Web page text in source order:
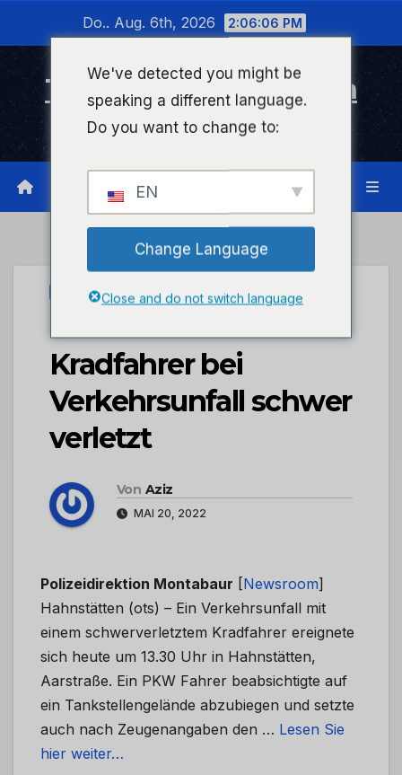
wechseln
Do.. Aug. 6th, 2026 2:06:06 PM
Timeline Bad Kreuznach
Infonetzwerk für Bad Kreuznach
UNCATEGORIZED
POL-PDMT:
Kradfahrer bei
Verkehrsunfall schwer
verletzt
Von Aziz
MAI 20, 2022
Polizeidirektion Montabaur [Newsroom]
Hahnstätten (ots) – Ein Verkehrsunfall mit
einem schwerverletztem Kradfahrer ereignete
sich heute um 13.30 Uhr in Hahnstätten,
Aarstraße. Ein PKW Fahrer beabsichtigte auf
ein Tankstellengelände abzubiegen und setzte
auch nach Zeugenangaben den … Lesen Sie
hier weiter…
We've detected you might be
speaking a different language.
Do you want to change to:
EN
Change Language
Close and do not switch language